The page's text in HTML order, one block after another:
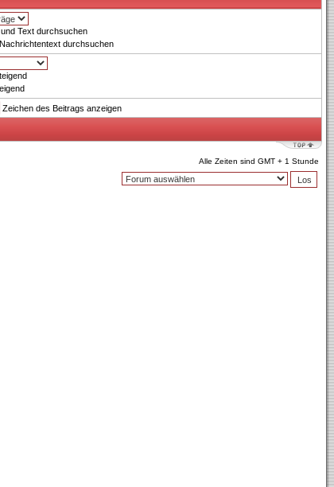
Text durchsuchen
durchsuchen
Zeichen des Beitrags anzeigen
Alle Zeiten sind GMT + 1 Stunde